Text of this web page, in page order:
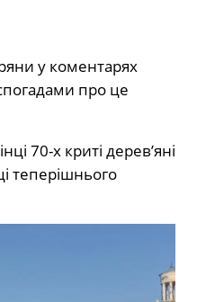
у коментарях
про це
70-х криті дерев’яні
теперішнього